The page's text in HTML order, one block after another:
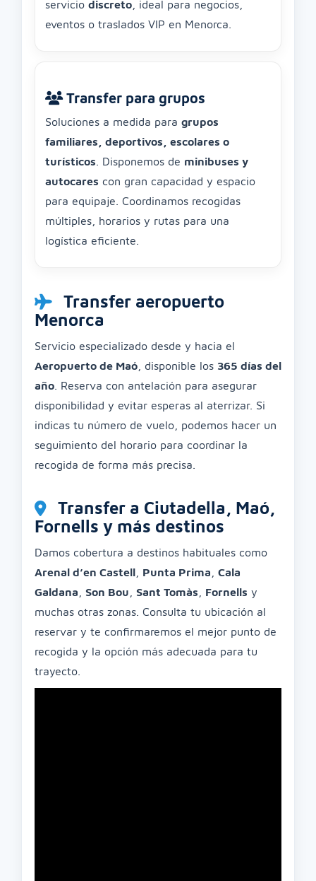
servicio discreto , ideal para negocios,
eventos o traslados VIP en Menorca.
Transfer para grupos
Soluciones a medida para grupos
familiares, deportivos, escolares o
turísticos . Disponemos de minibuses y
autocares con gran capacidad y espacio
para equipaje. Coordinamos recogidas
múltiples, horarios y rutas para una
logística eficiente.
Transfer aeropuerto
Menorca
Servicio especializado desde y hacia el
Aeropuerto de Maó , disponible los 365 días del
año . Reserva con antelación para asegurar
disponibilidad y evitar esperas al aterrizar. Si
indicas tu número de vuelo, podemos hacer un
seguimiento del horario para coordinar la
recogida de forma más precisa.
Transfer a Ciutadella, Maó,
Fornells y más destinos
Damos cobertura a destinos habituales como
Arenal d’en Castell
Punta Prima
Cala
Galdana
Son Bou Sant Tomàs Fornells y
muchas otras zonas. Consulta tu ubicación al
reservar y te confirmaremos el mejor punto de
recogida y la opción más adecuada para tu
trayecto.